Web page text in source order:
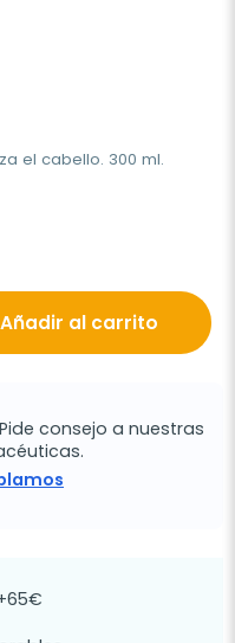
el cabello. 300 ml.
Añadir al carrito
consejo a nuestras